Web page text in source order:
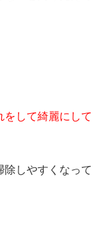
をして綺麗にして
除しやすくなって